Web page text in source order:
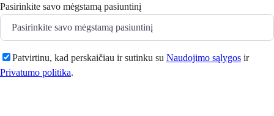
Pasirinkite savo mėgstamą pasiuntinį
Patvirtinu, kad perskaičiau ir sutinku su Naudojimo sąlygos ir
Privatumo politika.